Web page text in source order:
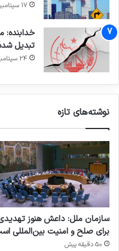
17 سپتامبر 2025
خدابنده:
تبدیل
24 سپتامبر 2025
نوشته‌های تازه
سازمان ملل: داعش هنوز
برای صلح و امنیت بین‌المللی
50 دقیقه پیش